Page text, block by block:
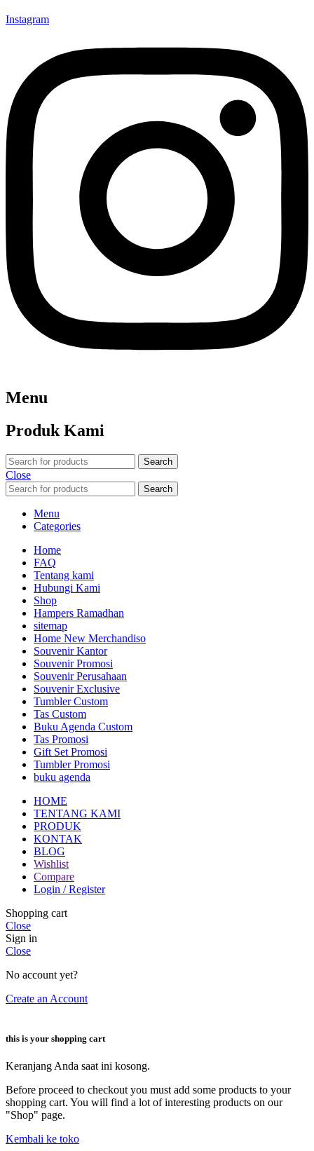
Instagram
Menu
Produk Kami
Search
Close
Search
Menu
Categories
Home
FAQ
Tentang kami
Hubungi Kami
Shop
Hampers Ramadhan
sitemap
Home New Merchandiso
Souvenir Kantor
Souvenir Promosi
Souvenir Perusahaan
Souvenir Exclusive
Tumbler Custom
Tas Custom
Buku Agenda Custom
Tas Promosi
Gift Set Promosi
Tumbler Promosi
buku agenda
HOME
TENTANG KAMI
PRODUK
KONTAK
BLOG
Wishlist
Compare
Login / Register
Shopping cart
Close
Sign in
Close
No account yet?
Create an Account
this is your shopping cart
Keranjang Anda saat ini kosong.
Before proceed to checkout you must add some products to your
shopping cart. You will find a lot of interesting products on our
"Shop" page.
Kembali ke toko